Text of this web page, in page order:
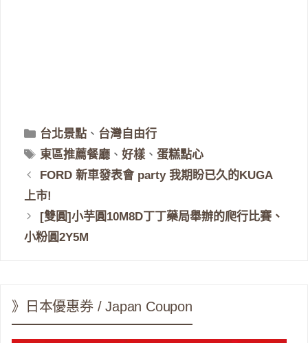
分
類
台北景點 、 台灣自由行
標
籤
東區推薦餐廳 、好樣 、蛋糕點心
FORD 新車發表會 party 我期盼已久的KUGA
上市!
[雙圓]小芋圓10M8D丁丁藥局舉辦的爬行比賽、
小粉圓2Y5M
》日本優惠券 / Japan Coupon